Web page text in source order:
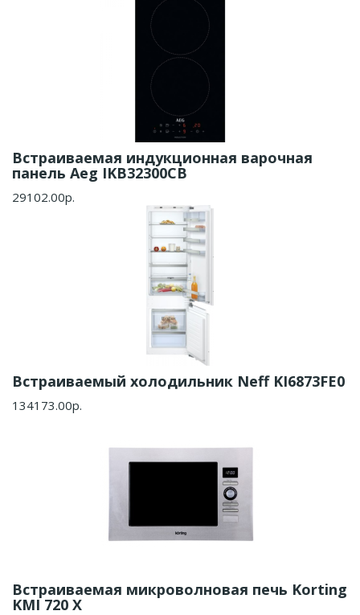
Встраиваемая индукционная варочная
панель Aeg IKB32300CB
29102.00р.
Встраиваемый холодильник Neff KI6873FE0
134173.00р.
Встраиваемая микроволновая печь Korting
KMI 720 X